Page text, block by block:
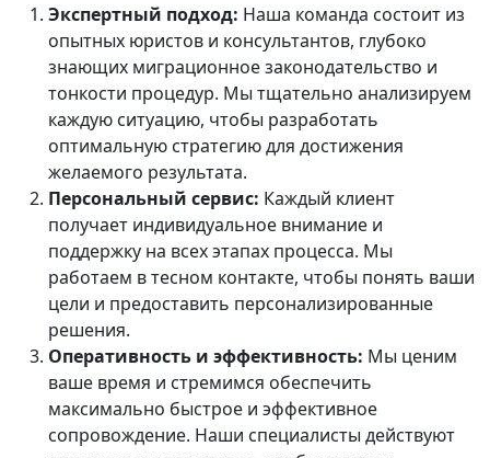
Экспертный подход: Наша команда состоит из
опытных юристов и консультантов, глубоко
знающих миграционное законодательство и
тонкости процедур. Мы тщательно анализируем
каждую ситуацию, чтобы разработать
оптимальную стратегию для достижения
желаемого результата.
Персональный сервис: Каждый клиент
получает индивидуальное внимание и
поддержку на всех этапах процесса. Мы
работаем в тесном контакте, чтобы понять ваши
цели и предоставить персонализированные
решения.
Оперативность и эффективность: Мы ценим
ваше время и стремимся обеспечить
максимально быстрое и эффективное
сопровождение. Наши специалисты действуют